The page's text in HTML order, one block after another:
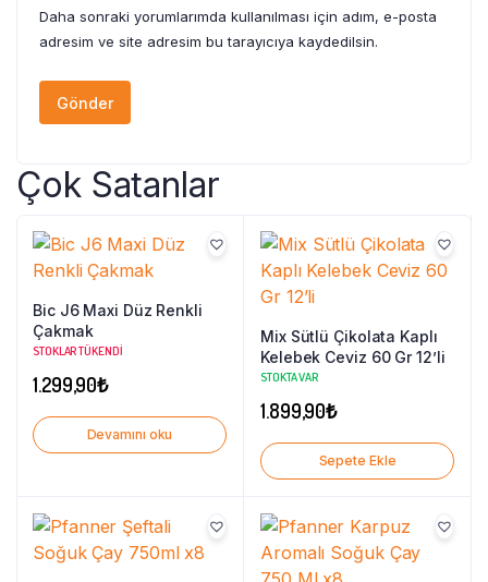
Daha sonraki yorumlarımda kullanılması için adım, e-posta
adresim ve site adresim bu tarayıcıya kaydedilsin.
Çok Satanlar
Bic J6 Maxi Düz Renkli
Çakmak
STOKLAR TÜKENDI
1.299,90₺
Devamını oku
Mix Sütlü Çikolata Kaplı
Kelebek Ceviz 60 Gr 12’li
STOKTA VAR
1.899,90₺
Sepete Ekle